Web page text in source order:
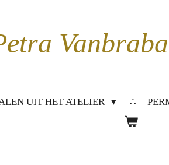
UIT HET ATELIER